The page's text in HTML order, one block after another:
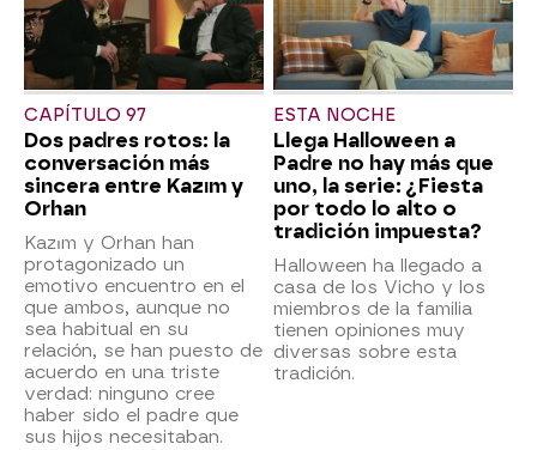
CAPÍTULO 97
Dos padres rotos: la
conversación más
sincera entre Kazım y
Orhan
Kazım y Orhan han
protagonizado un
emotivo encuentro en el
que ambos, aunque no
sea habitual en su
relación, se han puesto de
acuerdo en una triste
verdad: ninguno cree
haber sido el padre que
sus hijos necesitaban.
ESTA NOCHE
Llega Halloween a
Padre no hay más que
uno, la serie: ¿Fiesta
por todo lo alto o
tradición impuesta?
Halloween ha llegado a
casa de los Vicho y los
miembros de la familia
tienen opiniones muy
diversas sobre esta
tradición.